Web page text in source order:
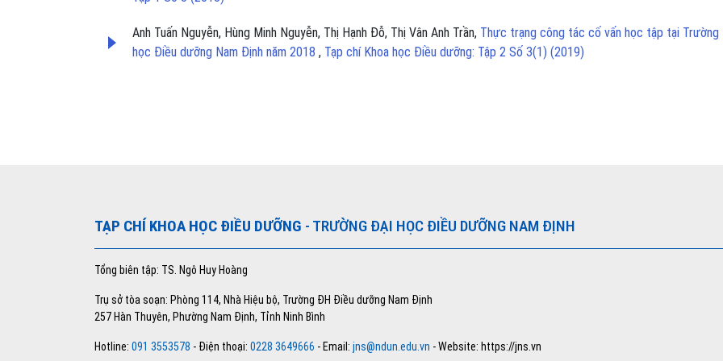
Anh Tuấn Nguyễn, Hùng Minh Nguyễn, Thị Hạnh Đỗ, Thị Vân Anh Trần, Thực trạng công tác cố vấn học tập tại Trường
học Điều dưỡng Nam Định năm 2018 , Tạp chí Khoa học Điều dưỡng: Tập 2 Số 3(1) (2019)
TẠP CHÍ KHOA HỌC ĐIỀU DƯỠNG - TRƯỜNG ĐẠI HỌC ĐIỀU DƯỠNG NAM ĐỊNH
Tổng biên tập: TS. Ngô Huy Hoàng
Trụ sở tòa soạn: Phòng 114, Nhà Hiệu bộ, Trường ĐH Điều dưỡng Nam Định
257 Hàn Thuyên, Phường Nam Định, Tỉnh Ninh Bình
Hotline: 091 3553578 - Điện thoại: 0228 3649666 - Email: jns@ndun.edu.vn - Website: https://jns.vn